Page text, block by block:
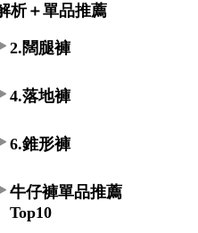
析＋單品推薦
2.闊腿褲
4.落地褲
6.錐形褲
牛仔褲單品推薦
Top10